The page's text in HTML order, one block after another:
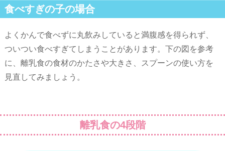
食べすぎの子の場合
よくかんで食べずに丸飲みしていると満腹感を得られず、
ついつい食べすぎてしまうことがあります。下の図を参考
に、離乳食の食材のかたさや大きさ、スプーンの使い方を
見直してみましょう。
離乳食の4段階